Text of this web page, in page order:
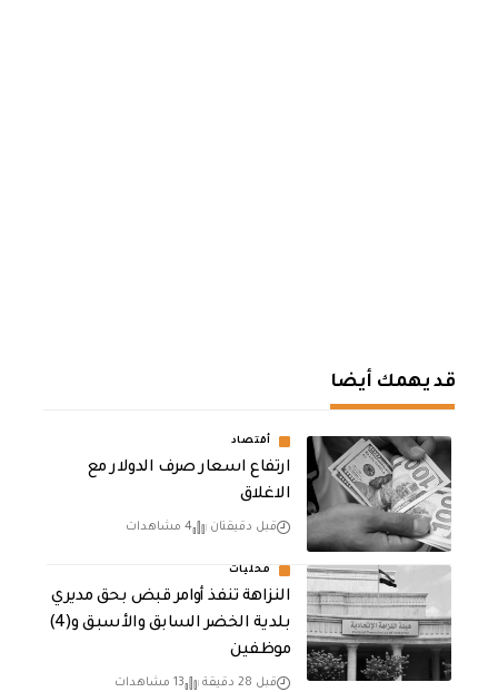
قد يهمك أيضا
أقتصاد
ارتفاع اسعار صرف الدولار مع
الاغلاق
قبل دقيقتان 4 مشاهدات
محليات
النزاهة تنفذ أوامر قبض بحق مديري
بلدية الخضر السابق والأسبق و(4)
موظفين
قبل 28 دقيقة 13 مشاهدات